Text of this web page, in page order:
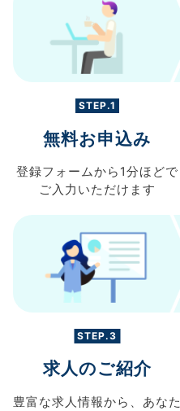
STEP.1
無料お申込み
登録フォームから 1分ほどで
ご入力 いただけます
STEP.3
求人のご紹介
豊富な求人情報から、 あなた